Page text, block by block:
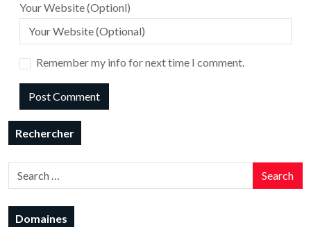
Your Website (Optionl)
Remember my info for next time I comment.
Rechercher
Search
Domaines